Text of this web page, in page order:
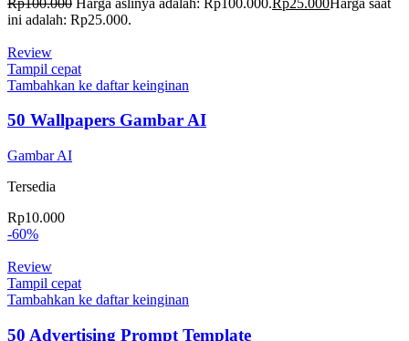
ini adalah: Rp25.000.
Review
Tampil cepat
Tambahkan ke daftar keinginan
50 Wallpapers Gambar AI
Gambar AI
Tersedia
Rp10.000
-60%
Review
Tampil cepat
Tambahkan ke daftar keinginan
50 Advertising Prompt Template